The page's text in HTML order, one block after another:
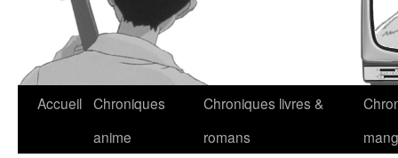
Accueil Chroniques
anime
Chroniques livres &
romans